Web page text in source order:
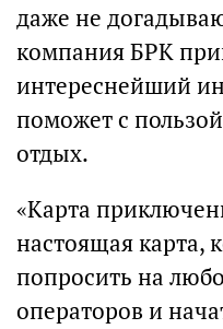
даже не
компания БРК
интереснейший
поможет с
отдых.
«Карта
настоящая карта,
попросить на
операторов и